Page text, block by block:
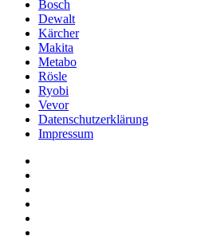
Bosch
Dewalt
Kärcher
Makita
Metabo
Rösle
Ryobi
Vevor
Datenschutzerklärung
Impressum